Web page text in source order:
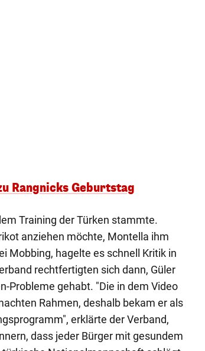
Rangnicks Geburtstag
Training der Türken stammte.
anziehen möchte, Montella ihm
Mobbing, hagelte es schnell Kritik in
rechtfertigten sich dann, Güler
Probleme gehabt. "Die in dem Video
Rahmen, deshalb bekam er als
erklärte der Verband,
dass jeder Bürger mit gesundem